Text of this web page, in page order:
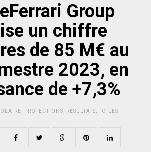
Group
un chiffre
de 85 M€ au
2023, en
de +7,3%
PROTECTIONS RÉSULTATS TOILES